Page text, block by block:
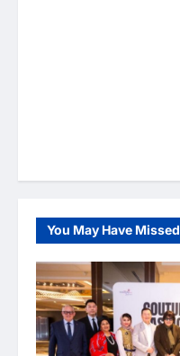
You May Have Missed